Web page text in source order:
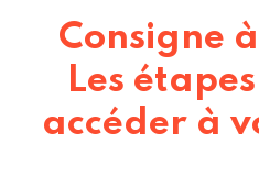
Consigne
Les
accéder à